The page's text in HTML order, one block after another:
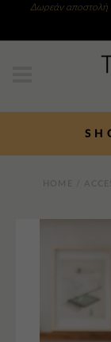
Δωρεάν αποστολή